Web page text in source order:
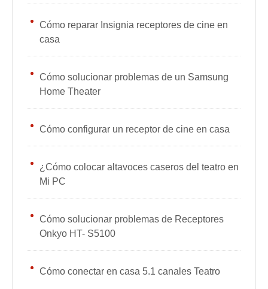
Cómo reparar Insignia receptores de cine en
casa
Cómo solucionar problemas de un Samsung
Home Theater
Cómo configurar un receptor de cine en casa
¿Cómo colocar altavoces caseros del teatro en
Mi PC
Cómo solucionar problemas de Receptores
Onkyo HT- S5100
Cómo conectar en casa 5.1 canales Teatro